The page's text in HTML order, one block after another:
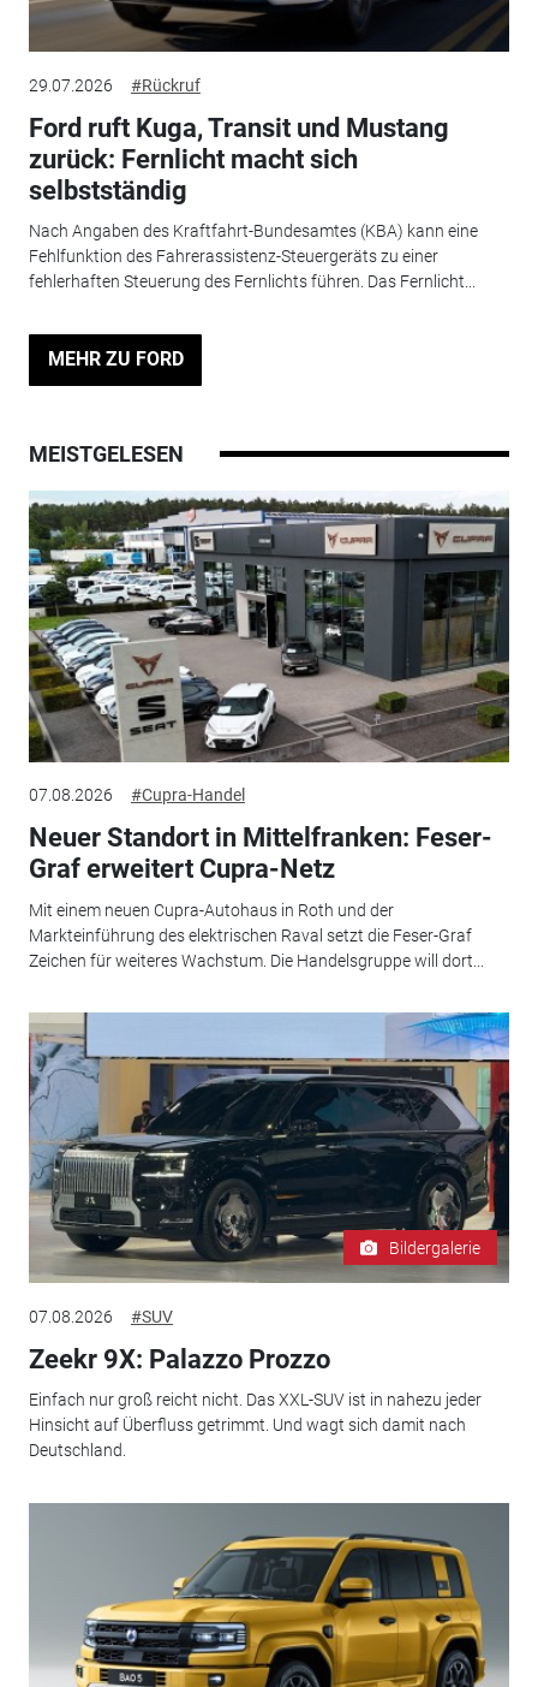
29.07.2026 #Rückruf
Ford ruft Kuga, Transit und Mustang
zurück: Fernlicht macht sich
selbstständig
Nach Angaben des Kraftfahrt-Bundesamtes (KBA) kann eine
Fehlfunktion des Fahrerassistenz-Steuergeräts zu einer
fehlerhaften Steuerung des Fernlichts führen. Das Fernlicht...
MEHR ZU FORD
MEISTGELESEN
07.08.2026 #Cupra-Handel
Neuer Standort in Mittelfranken: Feser-
Graf erweitert Cupra-Netz
Mit einem neuen Cupra-Autohaus in Roth und der
Markteinführung des elektrischen Raval setzt die Feser-Graf
Zeichen für weiteres Wachstum. Die Handelsgruppe will dort...
Bildergalerie
07.08.2026 #SUV
Zeekr 9X: Palazzo Prozzo
Einfach nur groß reicht nicht. Das XXL-SUV ist in nahezu jeder
Hinsicht auf Überfluss getrimmt. Und wagt sich damit nach
Deutschland.